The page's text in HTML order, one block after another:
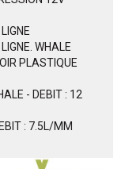
WHALE
PLASTIQUE
- DEBIT : 12
: 7.5L/MM